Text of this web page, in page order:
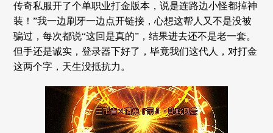
传奇私服开了个单职业打金版本，说是连路边小怪都掉神
装！”我一边刷牙一边点开链接，心想这帮人又不是没被
骗过，每次都说“这回是真的”，结果进去还不是老一套。
但手还是诚实，登录器下好了，毕竟我们这代人，对打金
这两个字，天生没抵抗力。